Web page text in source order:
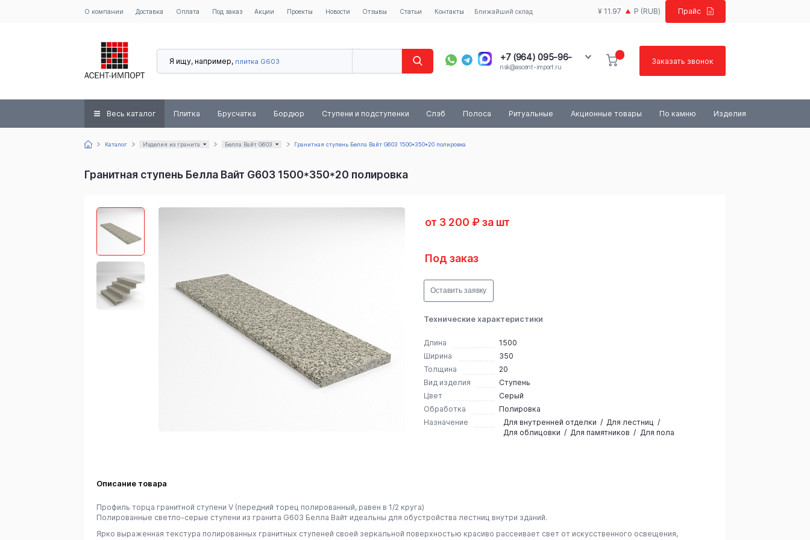
О компании Доставка Оплата Под заказ Акции Проекты Новости Отзывы Статьи Контакты Ближайший склад ¥ 11.97 Р (RUB) Прайс
Я ищу, например, плитка G603
+7 (964) 095-96-
40
nsk@ascent-import.ru
Заказать звонок
Весь каталог Плитка Брусчатка Бордюр Ступени и подступенки Слэб Полоса Ритуальные Акционные товары По камню Изделия
Каталог Изделия из гранита Белла Вайт G603 Гранитная ступень Белла Вайт G603 1500*350*20 полировка
Гранитная ступень Белла Вайт G603 1500*350*20 полировка
от 3 200 ₽ за шт
Под заказ
Оставить заявку
Технические характеристики
Длина
1500
Ширина
350
Толщина
20
Вид изделия
Ступень
Цвет
Серый
Обработка
Полировка
Назначение
Для внутренней отделки
Для лестниц
Для облицовки
Для памятников Для пола
Описание товара
Профиль торца гранитной ступени V (передний торец полированный, равен в 1/2 круга)
Полированные светло-серые ступени из гранита G603 Белла Вайт идеальны для обустройства лестниц внутри зданий.
Ярко выраженная текстура полированных гранитных ступеней своей зеркальной поверхностью красиво рассеивает свет от искусственного освещения,